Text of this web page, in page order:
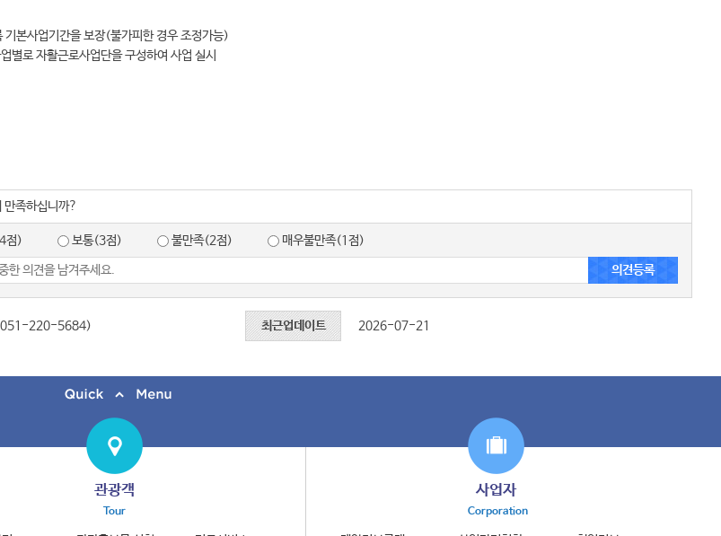
기본사업기간을 보장(불가피한 경우 조정가능)
별로 자활근로사업단을 구성하여 사업 실시
만족하십니까?
점) 보통(3점) 불만족(2점) 매우불만족(1점)
(051-220-5684) 최근업데이트 2026-07-21
관광객
Tour
사업자
Corporation